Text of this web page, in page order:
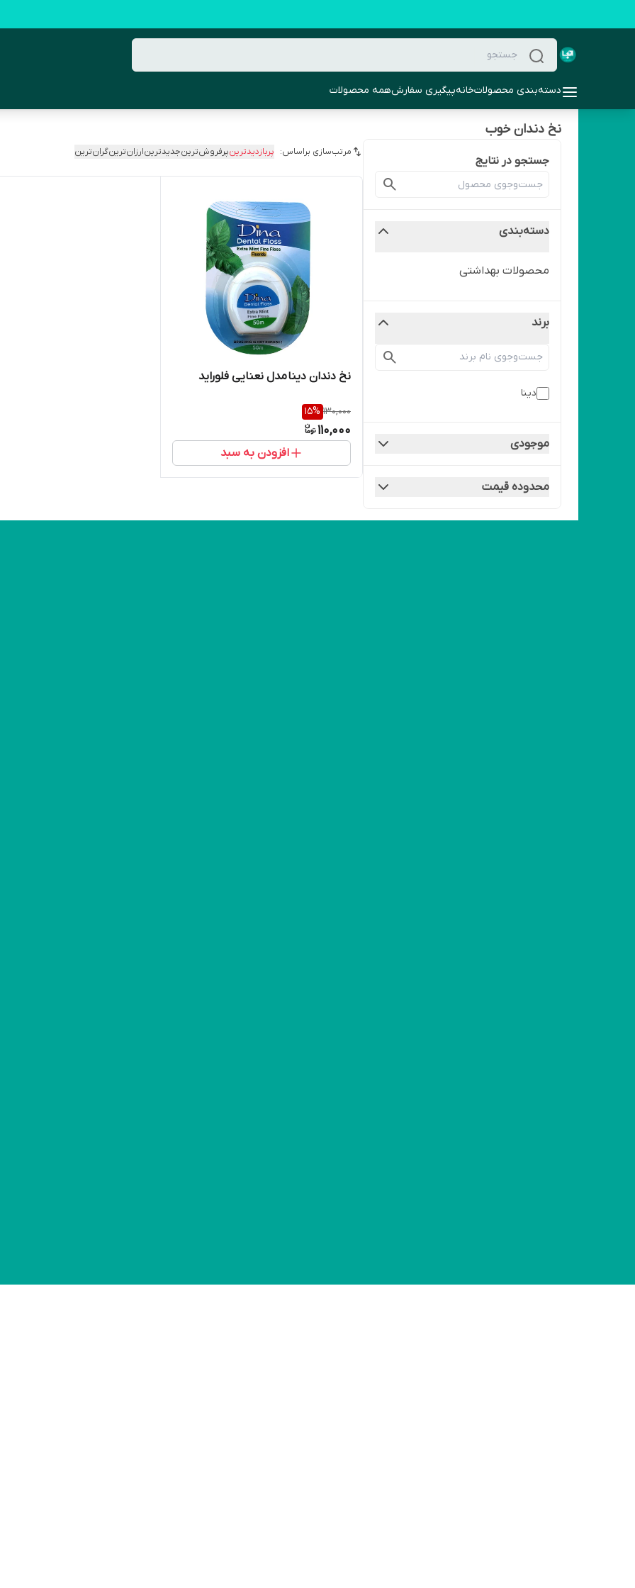
دسته‌بندی محصولاتخانهپیگیری سفارشهمه محصولات
نخ دندان خوب
جستجو در نتایج
دسته‌بندی
محصولات بهداشتی
برند
دینا
موجودی
محدوده قیمت
مرتب‌سازی براساس: پربازدیدترینپرفروش‌ترینجدیدترینارزان‌ترینگران‌ترین
نخ دندان دینا مدل نعنایی فلوراید
130,000
15%
110,000
افزودن به سبد